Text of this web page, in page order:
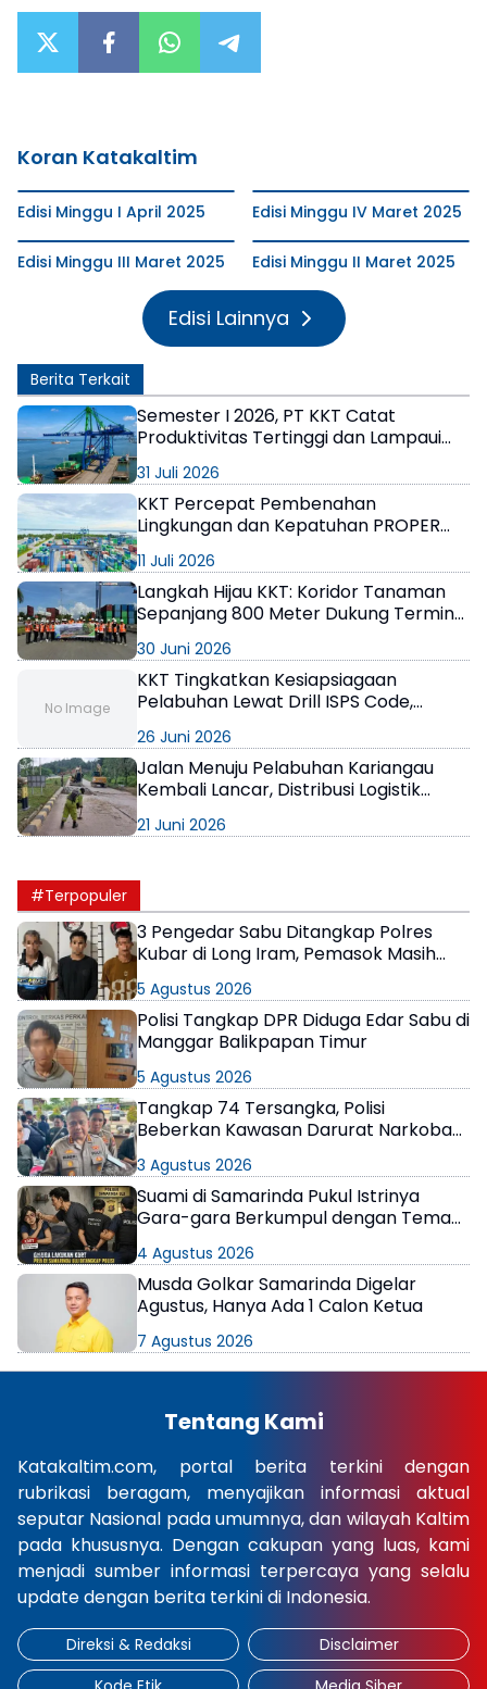
Koran Katakaltim
Edisi Minggu I April 2025 Edisi Minggu IV Maret 2025
Edisi Minggu III Maret 2025 Edisi Minggu II Maret 2025
Edisi Lainnya
Berita Terkait
Semester I 2026, PT KKT Catat
Produktivitas Tertinggi dan Lampaui
31 Juli 2026
KKT Percepat Pembenahan
Lingkungan dan Kepatuhan PROPER
Berkelanjutan
11 Juli 2026
Langkah Hijau KKT: Koridor Tanaman
Sepanjang 800 Meter Dukung Terminal
30 Juni 2026
No Image
KKT Tingkatkan Kesiapsiagaan
Pelabuhan Lewat Drill ISPS Code,
26 Juni 2026
Jalan Menuju Pelabuhan Kariangau
Kembali Lancar, Distribusi Logistik
21 Juni 2026
#Terpopuler
3 Pengedar Sabu Ditangkap Polres
Kubar di Long Iram, Pemasok Masih
5 Agustus 2026
Polisi Tangkap DPR Diduga Edar Sabu di
Manggar Balikpapan Timur
5 Agustus 2026
Tangkap 74 Tersangka, Polisi
Beberkan Kawasan Darurat Narkoba
3 Agustus 2026
Suami di Samarinda Pukul Istrinya
Gara-gara Berkumpul dengan Teman
4 Agustus 2026
Musda Golkar Samarinda Digelar
Agustus, Hanya Ada 1 Calon Ketua
7 Agustus 2026
Tentang Kami
Katakaltim.com, portal berita terkini dengan
rubrikasi beragam, menyajikan informasi aktual
seputar Nasional pada umumnya, dan wilayah Kaltim
pada khususnya. Dengan cakupan yang luas, kami
menjadi sumber informasi terpercaya yang selalu
update dengan berita terkini di Indonesia.
Direksi & Redaksi
Disclaimer